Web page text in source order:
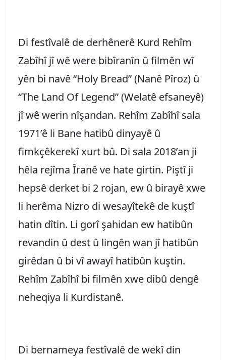
Di festîvalê de derhênerê Kurd Rehîm
Zabîhî jî wê were bibîranîn û filmên wî
yên bi navê “Holy Bread” (Nanê Pîroz) û
“The Land Of Legend” (Welatê efsaneyê)
jî wê werin nîşandan. Rehîm Zabîhî sala
1971’ê li Bane hatibû dinyayê û
fimkçêkerekî xurt bû. Di sala 2018’an ji
hêla rejîma Îranê ve hate girtin. Piştî ji
hepsê derket bi 2 rojan, ew û birayê xwe
li herêma Nizro di wesayîtekê de kuştî
hatin dîtin. Li gorî şahidan ew hatibûn
revandin û dest û lingên wan jî hatibûn
girêdan û bi vî awayî hatibûn kuştin.
Rehîm Zabîhî bi filmên xwe dibû dengê
neheqiya li Kurdistanê.
Di bernameya festîvalê de wekî din